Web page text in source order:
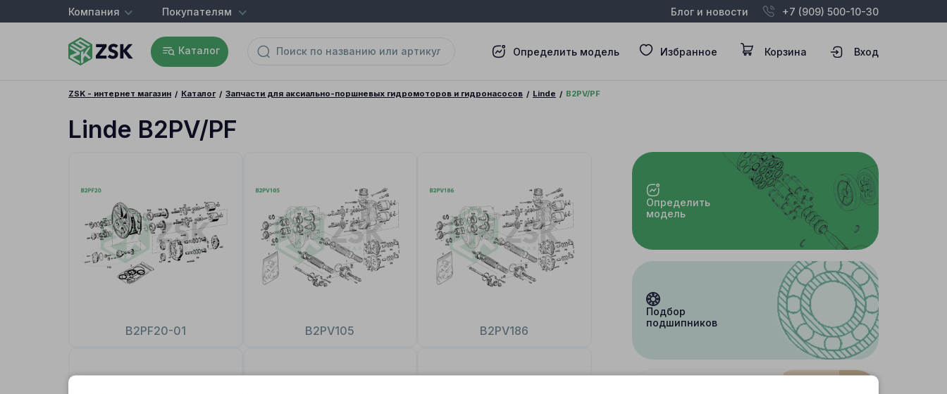
Компания Покупателям Блог и новости +7 (909) 500-10-30
Каталог Определить модель Избранное Корзина Вход
ZSK - интернет магазин Каталог Запчасти для аксиально-поршневых гидромоторов и гидронасосов Linde B2PV/PF
Linde B2PV/PF
B2PF20-01 B2PV105 B2PV186
Определить
модель
Подбор
подшипников